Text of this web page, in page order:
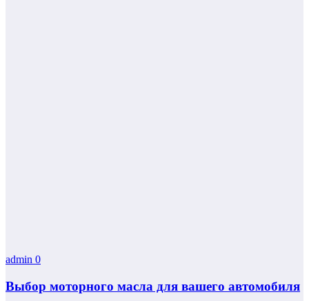
admin 0
Выбор моторного масла для вашего автомобиля